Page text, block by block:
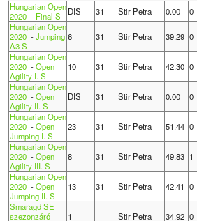
Hungarian Open
2020- Final S DIS 31 Stir Petra 0.00 0
Hungarian Open
2020-Jumping
A3 S
6 31 Stir Petra 39.29 0
Hungarian Open
2020-Open
Agility I. S
10 31 Stir Petra 42.30 0
Hungarian Open
2020-Open
Agility II. S
DIS 31 Stir Petra 0.00 0
Hungarian Open
2020-Open
Jumping I. S
23 31 Stir Petra 51.44 0
Hungarian Open
2020-Open
Agility III. S
8 31 Stir Petra 49.83 1
Hungarian Open
2020-Open
Jumping II. S
13 31 Stir Petra 42.41 0
Smaragd SE
szezonzáró
1 Stir Petra 34.92 0